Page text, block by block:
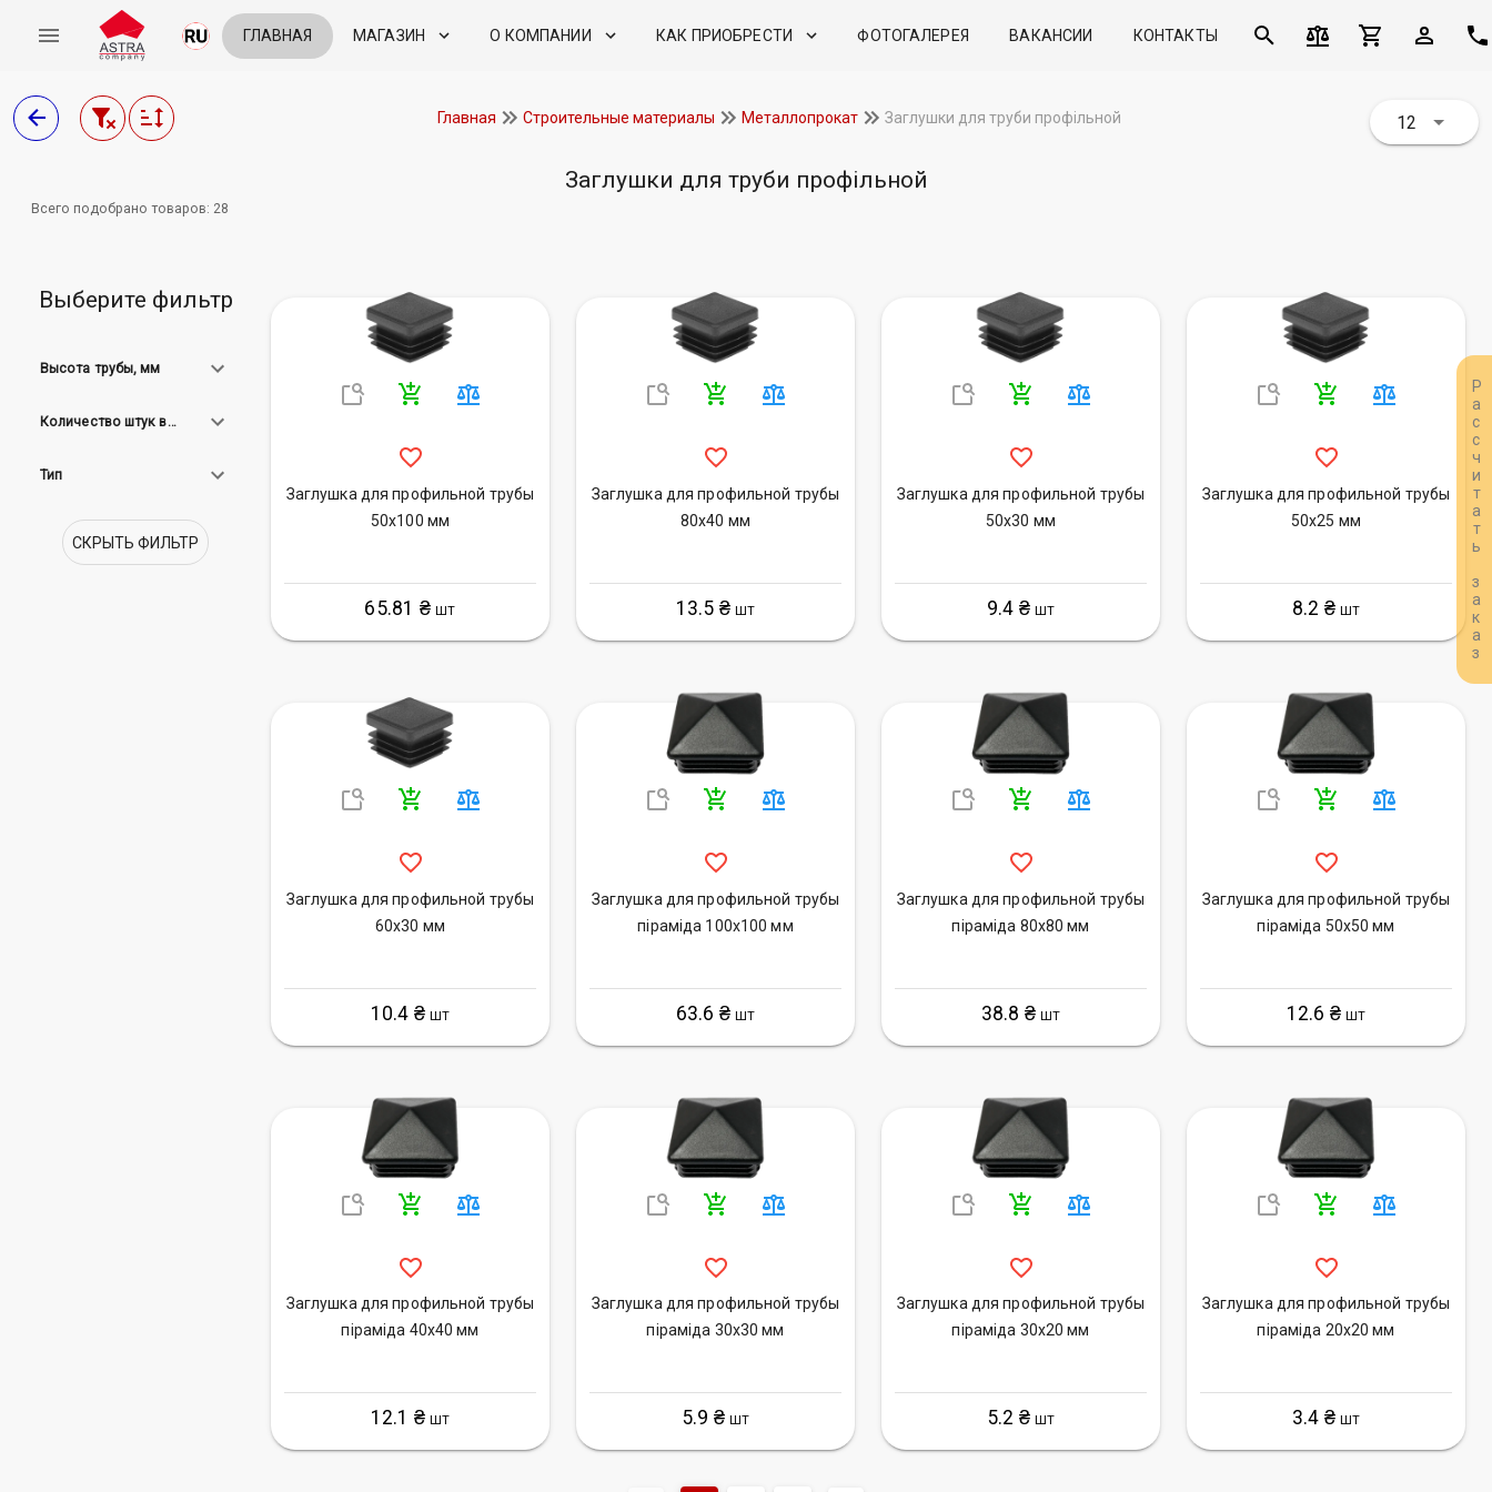
ГЛАВНАЯ МАГАЗИН О КОМПАНИИ КАК ПРИОБРЕСТИ ФОТОГАЛЕРЕЯ ВАКАНСИИ КОНТАКТЫ
Рассчитать заказ
Главная Строительные материалы Металлопрокат Заглушки для труби профільной 12
Заглушки для труби профільной
Всего подобрано товаров: 28
Выберите фильтр
Высота трубы, мм
Количество штук в упаковке
Тип
СКРЫТЬ ФИЛЬТР
Заглушка для профильной трубы
50х100 мм
65.81 ₴ШТ
Заглушка для профильной трубы
80х40 мм
13.5 ₴ШТ
Заглушка для профильной трубы
50х30 мм
9.4 ₴ ШТ
Заглушка для профильной трубы
50х25 мм
8.2 ₴ ШТ
Заглушка для профильной трубы
60х30 мм
10.4 ₴ШТ
Заглушка для профильной трубы
піраміда 100х100 мм
63.6 ₴ШТ
Заглушка для профильной трубы
піраміда 80х80 мм
38.8 ₴ШТ
Заглушка для профильной трубы
піраміда 50х50 мм
12.6 ₴ШТ
Заглушка для профильной трубы
піраміда 40х40 мм
12.1 ₴ШТ
Заглушка для профильной трубы
піраміда 30х30 мм
5.9 ₴ ШТ
Заглушка для профильной трубы
піраміда 30х20 мм
5.2 ₴ ШТ
Заглушка для профильной трубы
піраміда 20х20 мм
3.4 ₴ ШТ